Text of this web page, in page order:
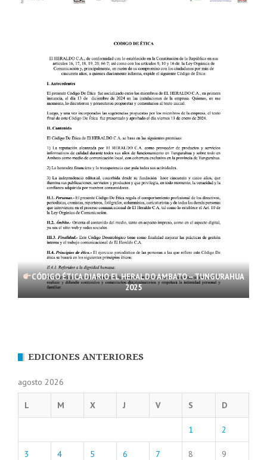
CÓDIGO ÉTICA DIARIO EL HERALDO AMBATO – TUNGURAHUA
2025
EDICIONES ANTERIORES
agosto 2026
L M X J V S D
1 2
3 4 5 6 7 8 9